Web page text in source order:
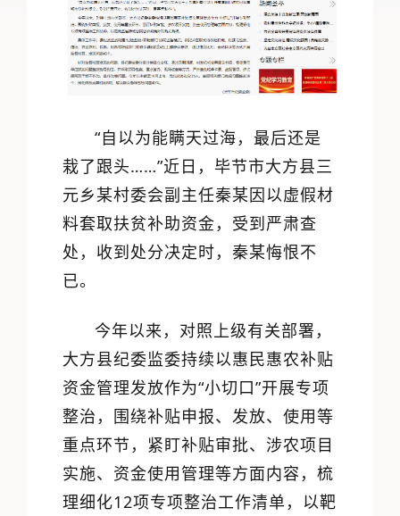
“自以为能瞒天过海，最后还是
栽了跟头……”近日，毕节市大方县三
元乡某村委会副主任秦某因以虚假材
料套取扶贫补助资金，受到严肃查
处，收到处分决定时，秦某悔恨不
已。
今年以来，对照上级有关部署，
大方县纪委监委持续以惠民惠农补贴
资金管理发放作为“小切口”开展专项
整治，围绕补贴申报、发放、使用等
重点环节，紧盯补贴审批、涉农项目
实施、资金使用管理等方面内容，梳
理细化12项专项整治工作清单，以靶